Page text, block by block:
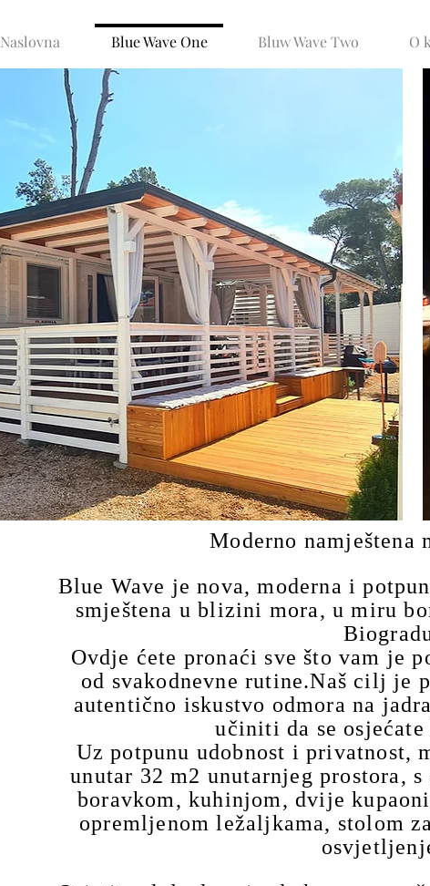
Naslovna Blue Wave One Bluw Wave Two O
Moderno namještena
Blue Wave je nova, moderna i
smještena u blizini mora, u miru
Ovdje ćete pronaći sve što vam je
od svakodnevne rutine.Naš cilj je
autentično iskustvo odmora na
učiniti da se osjećate
Uz potpunu udobnost i privatnost,
unutar 32 m2 unutarnjeg prostora,
boravkom, kuhinjom, dvije
opremljenom ležaljkama, stolom